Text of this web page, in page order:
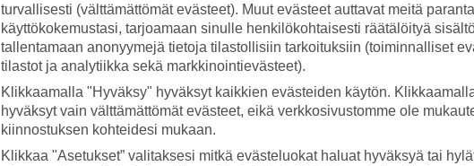
Unkari
turvallisesti (välttämättömät evästeet). Muut evästeet auttavat meitä
käyttökokemustasi, tarjoamaan sinulle henkilökohtaisesti räätälöityä
tallentamaan anonyymejä tietoja tilastollisiin tarkoituksiin (toiminnalliset
tilastot ja analytiikka sekä markkinointievästeet).
Klikkaamalla "Hyväksy" hyväksyt kaikkien evästeiden käytön.
hyväksyt vain välttämättömät evästeet, eikä verkkosivustomme ole
kiinnostuksen kohteidesi mukaan.
Klikkaa "Asetukset” valitaksesi mitkä evästeluokat haluat hyväksyä tai